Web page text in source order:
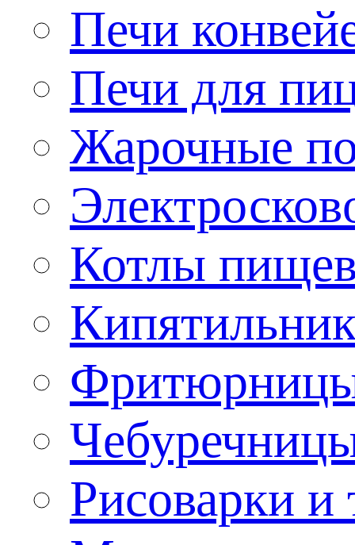
Печи
Печи для
Жарочные
Котлы
Рисоварки и